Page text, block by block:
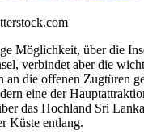
Möglichkeit, über die
verbindet aber die
an die offenen Zugtüren
eine der
das Hochland Sri
Küste entlang.